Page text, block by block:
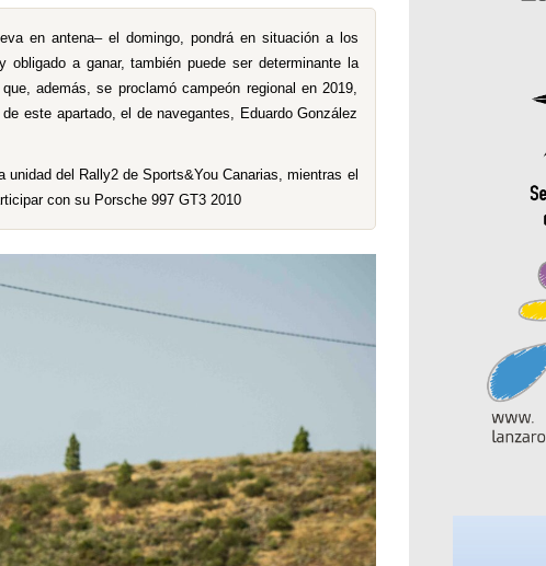
en antena– el domingo, pondrá en situación a los
a ganar, también puede ser determinante la
además, se proclamó campeón regional en 2019,
este apartado, el de navegantes, Eduardo González
del Rally2 de Sports&You Canarias, mientras el
con su Porsche 997 GT3 2010